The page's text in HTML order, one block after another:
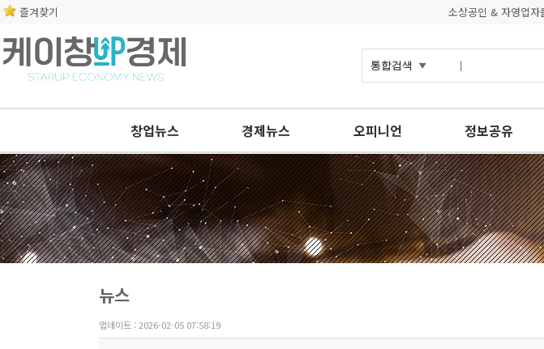
즐겨찾기 소상공인 & 자영업
창업뉴스 경제뉴스 오피니언 정보공유
뉴스
업데이트 : 2026-02-05 07:58:19